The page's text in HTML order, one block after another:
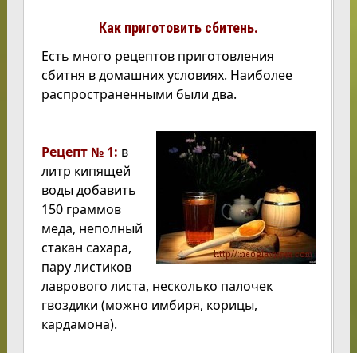
Как приготовить сбитень.
Есть много рецептов приготовления
сбитня в домашних условиях. Наиболее
распространенными были два.
Рецепт № 1: в
литр кипящей
воды добавить
150 граммов
меда, неполный
стакан сахара,
пару листиков
лаврового листа, несколько палочек
гвоздики (можно имбиря, корицы,
кардамона).